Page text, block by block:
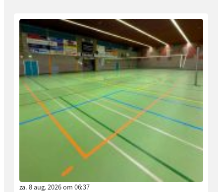
za. 8 aug. 2026 om 06:37